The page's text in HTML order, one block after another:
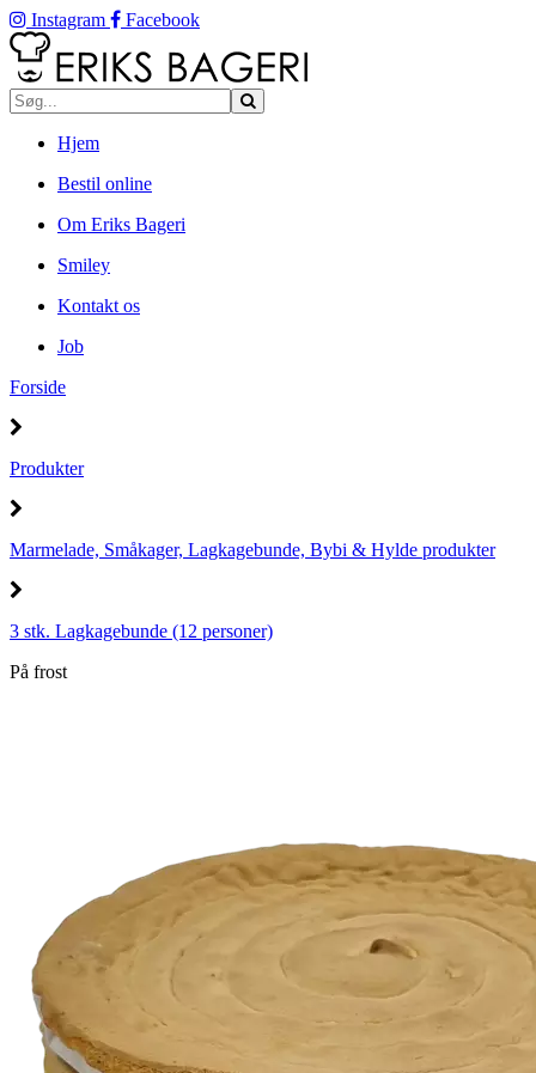
Instagram Facebook
Hjem
Bestil online
Om Eriks Bageri
Smiley
Kontakt os
Job
Forside
Produkter
Marmelade, Småkager, Lagkagebunde, Bybi & Hylde produkter
3 stk. Lagkagebunde (12 personer)
På frost